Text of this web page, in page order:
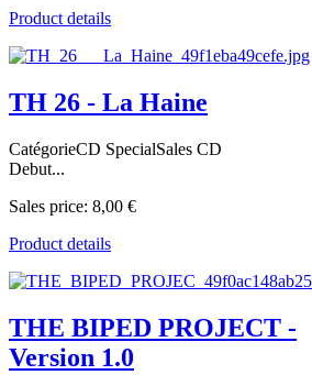
Product details
TH 26 - La Haine
CatégorieCD SpecialSales CD
Debut...
Sales price: 8,00 €
Product details
THE BIPED PROJECT -
Version 1.0